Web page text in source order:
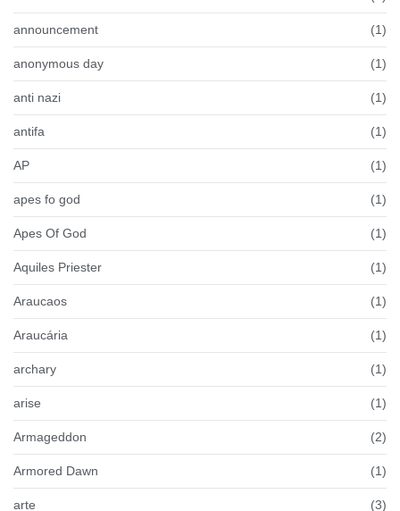
announcement (1)
anonymous day (1)
anti nazi (1)
antifa (1)
AP (1)
apes fo god (1)
Apes Of God (1)
Aquiles Priester (1)
Araucaos (1)
Araucária (1)
archary (1)
arise (1)
Armageddon (2)
Armored Dawn (1)
arte (3)